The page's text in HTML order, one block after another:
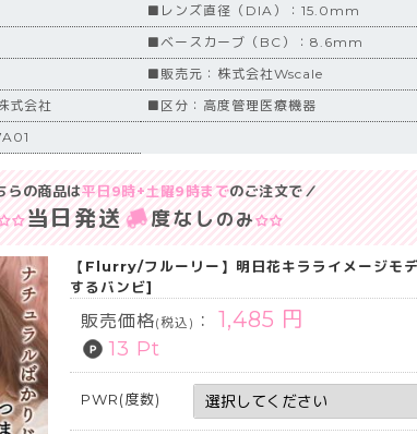
■レンズ直径（DIA）：15.0mm
■ベースカーブ（BC）：8.6mm
■販売元：株式会社Wscale
式会社
■区分：高度管理医療機器
らの商品は平日9時+土曜9時までのご注文で／
当日発送 度なし のみ
【Flurry/フルーリー】明日花キラライメージモ
するバンビ]
販売価格(税込) ： 1,485 円
13 Pt
PWR(度数)